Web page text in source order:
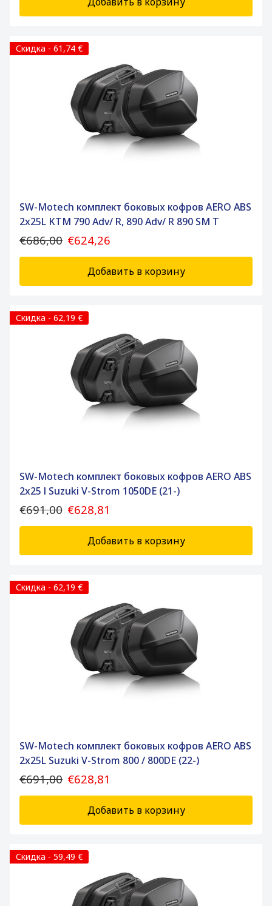
Скидка - 61,74 €
SW-Motech комплект боковых кофров AERO ABS
2x25L KTM 790 Adv/ R, 890 Adv/ R 890 SM T
€686,00 €624,26
Добавить в корзину
Скидка - 62,19 €
SW-Motech комплект боковых кофров AERO ABS
2x25 l Suzuki V-Strom 1050DE (21-)
€691,00 €628,81
Добавить в корзину
Скидка - 62,19 €
SW-Motech комплект боковых кофров AERO ABS
2x25L Suzuki V-Strom 800 / 800DE (22-)
€691,00 €628,81
Добавить в корзину
Скидка - 59,49 €